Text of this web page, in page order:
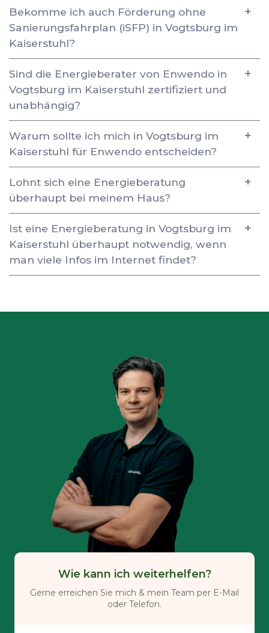
Bekomme ich auch Förderung ohne
Sanierungsfahrplan (iSFP) in Vogtsburg im
Kaiserstuhl?
Sind die Energieberater von Enwendo in
Vogtsburg im Kaiserstuhl zertifiziert und
unabhängig?
Warum sollte ich mich in Vogtsburg im
Kaiserstuhl für Enwendo entscheiden?
Lohnt sich eine Energieberatung
überhaupt bei meinem Haus?
Ist eine Energieberatung in Vogtsburg im
Kaiserstuhl überhaupt notwendig, wenn
man viele Infos im Internet findet?
Wie kann ich weiterhelfen?
Gerne erreichen Sie mich & mein Team per E-Mail
oder Telefon.